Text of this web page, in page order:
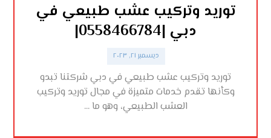
توريد وتركيب عشب طبيعي في
دبي |0558466784|
ديسمبر ٢١, ٢٠٢٣
توريد وتركيب عشب طبيعي في دبي شركتنا تبدو
وكأنها تقدم خدمات متميزة في مجال توريد وتركيب
العشب الطبيعي، وهو ما ...